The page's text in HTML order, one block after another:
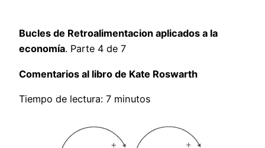
Bucles de Retroalimentacion aplicados a la
economía. Parte 4 de 7
Comentarios al libro de Kate Roswarth
Tiempo de lectura: 7 minutos